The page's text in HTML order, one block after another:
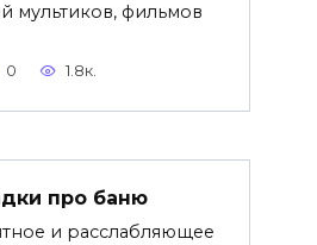
мультиков, фильмов
0 1.8к.
про баню
и расслабляющее